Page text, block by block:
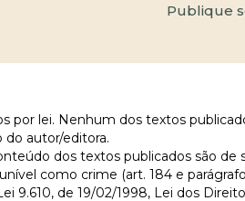
Publique
por lei. Nenhum dos textos
do autor/editora.
dos textos publicados são de
como crime (art. 184 e
9.610, de 19/02/1998, Lei dos